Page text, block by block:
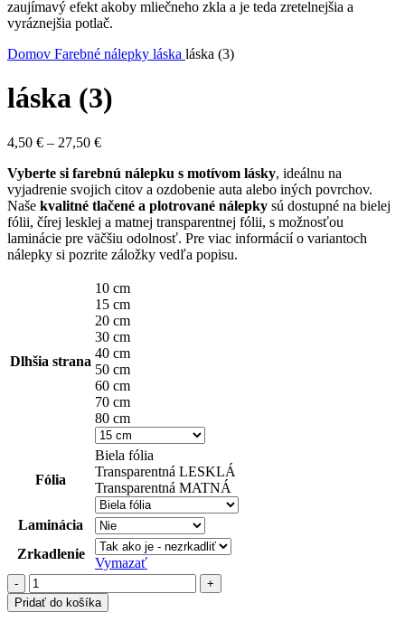
zaujímavý efekt akoby mliečneho zkla a je teda zretelnejšia a
vyráznejšia potlač.
Domov Farebné nálepky láska láska (3)
láska (3)
4,50 € – 27,50 €Price
4,50 €
through
27,50 €
Vyberte si farebnú nálepku s motívom lásky, ideálnu na
vyjadrenie svojich citov a ozdobenie auta alebo iných povrchov.
Naše kvalitné tlačené a plotrované nálepky sú dostupné na bielej
fólii, čírej lesklej a matnej transparentnej fólii, s možnosťou
laminácie pre väčšiu odolnosť. Pre viac informácií o variantoch
nálepky si pozrite záložky vedľa popisu.
Dlhšia strana
10 cm
15 cm
20 cm
30 cm
40 cm
50 cm
60 cm
70 cm
80 cm
Fólia
Biela fólia
Transparentná LESKLÁ
Transparentná MATNÁ
Laminácia
Zrkadlenie
Vymazať
množstvo
láska
(3)
Pridať do košíka